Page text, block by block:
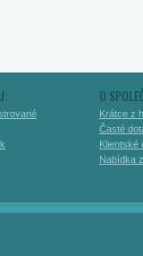
O
Krátce z
Časté
Klientské
Nabídka